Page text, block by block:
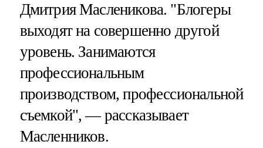
Дмитрия Масленикова. "Блогеры
выходят на совершенно другой
уровень. Занимаются
профессиональным
производством, профессиональной
съемкой", — рассказывает
Масленников.